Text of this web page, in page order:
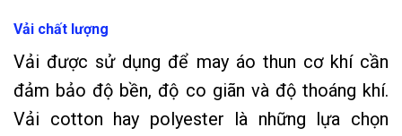
Vải chất lượng
Vải được sử dụng để may áo thun cơ khí cần
đảm bảo độ bền, độ co giãn và độ thoáng khí.
Vải cotton hay polyester là những lựa chọn